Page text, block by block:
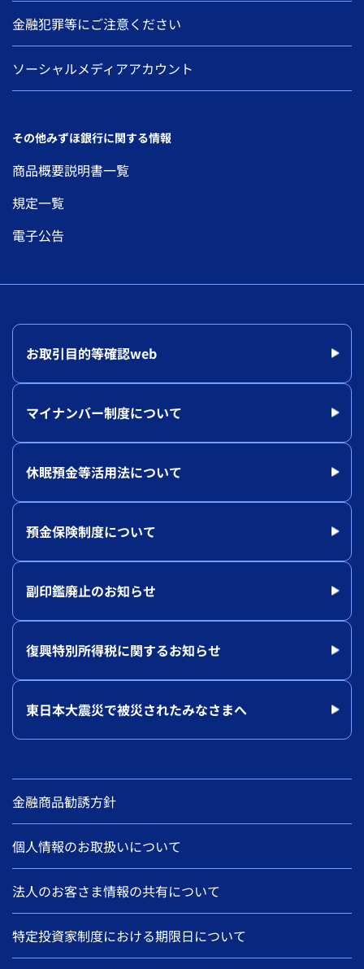
金融犯罪等にご注意ください
ソーシャルメディアアカウント
その他みずほ銀行に関する情報
商品概要説明書一覧
規定一覧
電子公告
お取引目的等確認web
マイナンバー制度について
休眠預金等活用法について
預金保険制度について
副印鑑廃止のお知らせ
復興特別所得税に関するお知らせ
東日本大震災で被災されたみなさまへ
金融商品勧誘方針
個人情報のお取扱いについて
法人のお客さま情報の共有について
特定投資家制度における期限日について